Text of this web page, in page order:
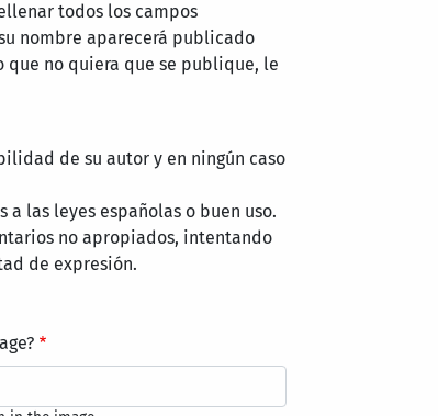
todos los campos
nombre aparecerá publicado
que no quiera que se publique, le
de su autor y en ningún caso
las leyes españolas o buen uso.
no apropiados, intentando
de expresión.